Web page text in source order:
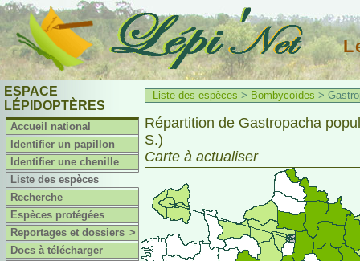
ESPACE
LÉPIDOPTÈRES
Accueil national
Identifier un papillon
Identifier une chenille
Liste des espèces
Recherche
Espèces protégées
Reportages et dossiers >
Docs à télécharger
Liste des espèces > Bombycoïdes >
Répartition de Gastropacha
S.)
Carte à actualiser